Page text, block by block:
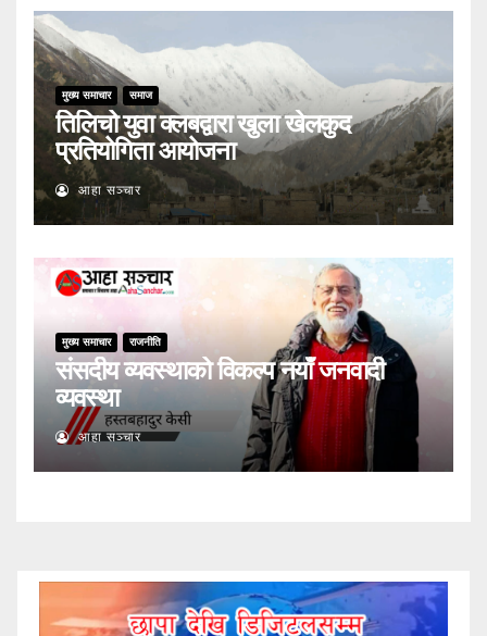
मुख्य समाचार समाज
तिलिचो युवा क्लबद्वारा खुला खेलकुद
प्रतियोगिता आयोजना
आहा सञ्चार
मुख्य समाचार राजनीति
संसदीय व्यवस्थाको विकल्प नयाँ जनवादी
व्यवस्था
आहा सञ्चार